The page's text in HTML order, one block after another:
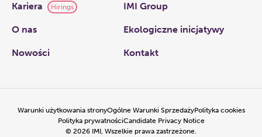
Kariera Hirings IMI Group
O nas​ Ekologiczne inicjatywy
Nowości Kontakt
© 2026 IMI, Wszelkie prawa zastrzeżone.
Warunki użytkowania stronyOgólne Warunki SprzedażyPolityka cookies
Polityka prywatnościCandidate Privacy Notice